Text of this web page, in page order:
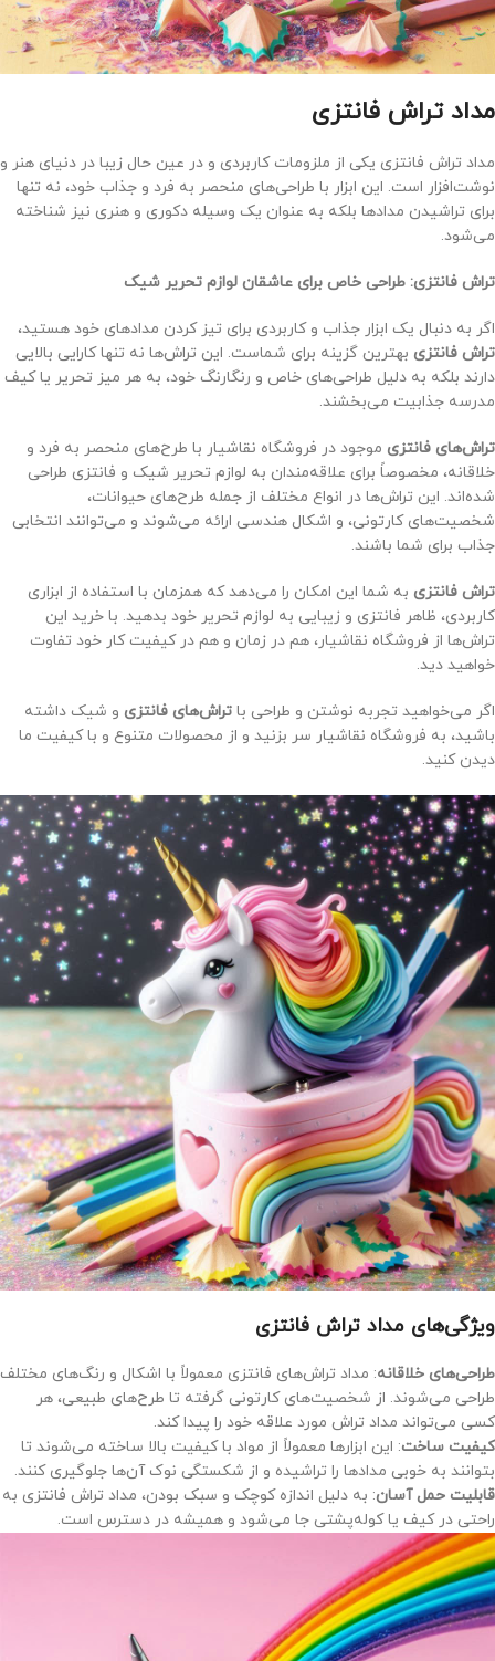
مداد تراش فانتزی
مداد تراش فانتزی یکی از ملزومات کاربردی و در عین حال زیبا در دنیای هنر و
نوشت‌افزار است. این ابزار با طراحی‌های منحصر به فرد و جذاب خود، نه تنها
برای تراشیدن مدادها بلکه به عنوان یک وسیله دکوری و هنری نیز شناخته
می‌شود.
تراش فانتزی: طراحی خاص برای عاشقان لوازم تحریر شیک
اگر به دنبال یک ابزار جذاب و کاربردی برای تیز کردن مدادهای خود هستید،
تراش فانتزی بهترین گزینه برای شماست. این تراش‌ها نه تنها کارایی بالایی
دارند بلکه به دلیل طراحی‌های خاص و رنگارنگ خود، به هر میز تحریر یا کیف
مدرسه جذابیت می‌بخشند.
تراش‌های فانتزی موجود در فروشگاه نقاشیار با طرح‌های منحصر به فرد و
خلاقانه، مخصوصاً برای علاقه‌مندان به لوازم تحریر شیک و فانتزی طراحی
شده‌اند. این تراش‌ها در انواع مختلف از جمله طرح‌های حیوانات،
شخصیت‌های کارتونی، و اشکال هندسی ارائه می‌شوند و می‌توانند انتخابی
جذاب برای شما باشند.
تراش فانتزی به شما این امکان را می‌دهد که همزمان با استفاده از ابزاری
کاربردی، ظاهر فانتزی و زیبایی به لوازم تحریر خود بدهید. با خرید این
تراش‌ها از فروشگاه نقاشیار، هم در زمان و هم در کیفیت کار خود تفاوت
خواهید دید.
اگر می‌خواهید تجربه نوشتن و طراحی با تراش‌های فانتزی و شیک داشته
باشید، به فروشگاه نقاشیار سر بزنید و از محصولات متنوع و با کیفیت ما
دیدن کنید.
ویژگی‌های مداد تراش فانتزی
طراحی‌های خلاقانه: مداد تراش‌های فانتزی معمولاً با اشکال و رنگ‌های مختلف
طراحی می‌شوند. از شخصیت‌های کارتونی گرفته تا طرح‌های طبیعی، هر
کسی می‌تواند مداد تراش مورد علاقه خود را پیدا کند.
کیفیت ساخت: این ابزارها معمولاً از مواد با کیفیت بالا ساخته می‌شوند تا
بتوانند به خوبی مدادها را تراشیده و از شکستگی نوک آن‌ها جلوگیری کنند.
قابلیت حمل آسان: به دلیل اندازه کوچک و سبک بودن، مداد تراش فانتزی به
راحتی در کیف یا کوله‌پشتی جا می‌شود و همیشه در دسترس است.